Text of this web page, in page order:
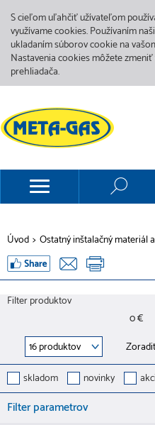
S cieľom uľahčiť užívateľom
využívame cookies. Používaním
ukladaním súborov cookie na
Nastavenia cookies môžete
prehliadača.
Úvod > Ostatný inštalačný materiál
Filter produktov
0 €
skladom
novinky
Filter parametrov